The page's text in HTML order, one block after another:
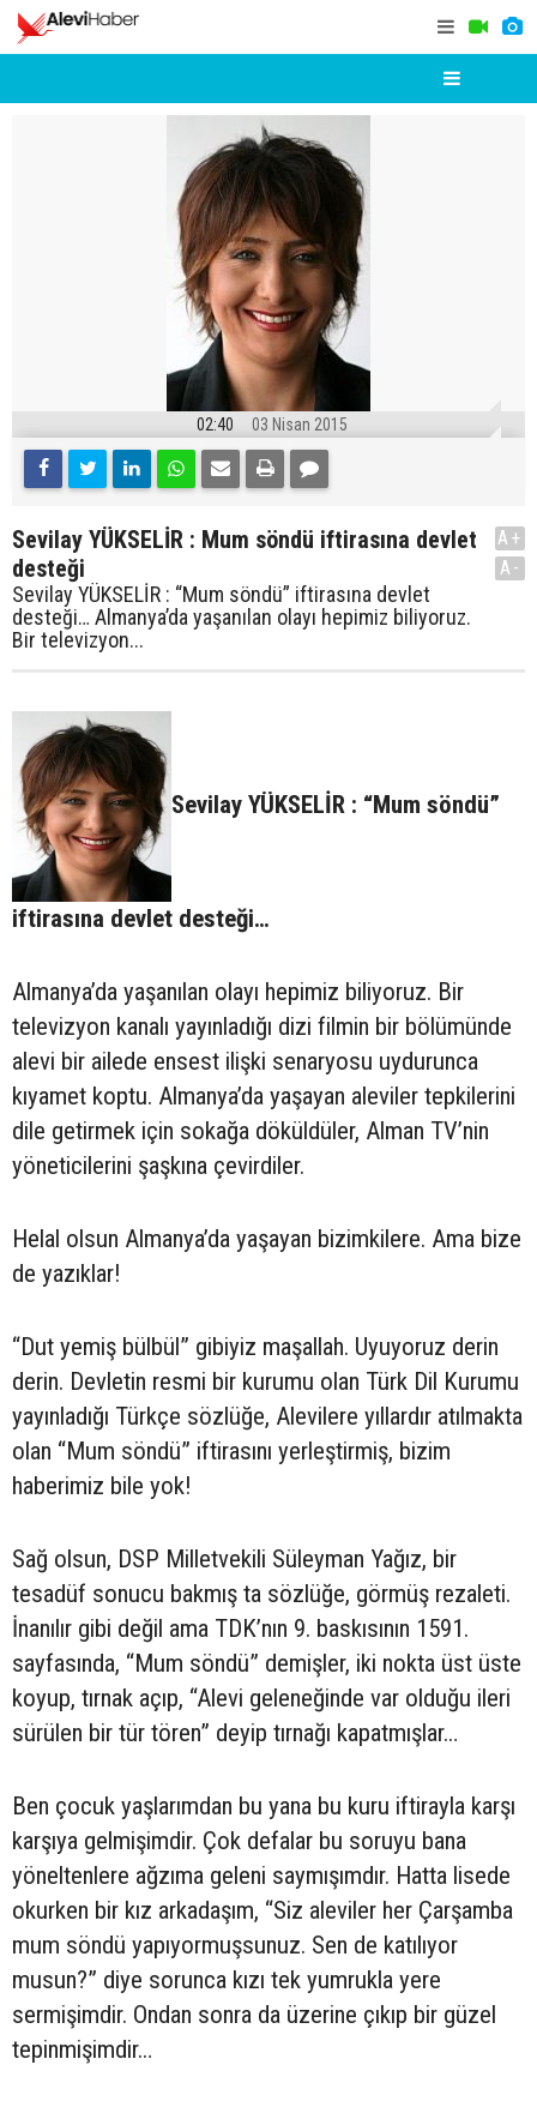
02:40 03 Nisan 2015
Sevilay YÜKSELİR : Mum söndü iftirasına devlet
desteği
Sevilay YÜKSELİR : “Mum söndü” iftirasına devlet
desteği… Almanya’da yaşanılan olayı hepimiz biliyoruz.
Bir televizyon...
A+
A-
Sevilay YÜKSELİR : “Mum söndü”
iftirasına devlet desteği…
Almanya’da yaşanılan olayı hepimiz biliyoruz. Bir
televizyon kanalı yayınladığı dizi filmin bir bölümünde
alevi bir ailede ensest ilişki senaryosu uydurunca
kıyamet koptu. Almanya’da yaşayan aleviler tepkilerini
dile getirmek için sokağa döküldüler, Alman TV’nin
yöneticilerini şaşkına çevirdiler.
Helal olsun Almanya’da yaşayan bizimkilere. Ama bize
de yazıklar!
“Dut yemiş bülbül” gibiyiz maşallah. Uyuyoruz derin
derin. Devletin resmi bir kurumu olan Türk Dil Kurumu
yayınladığı Türkçe sözlüğe, Alevilere yıllardır atılmakta
olan “Mum söndü” iftirasını yerleştirmiş, bizim
haberimiz bile yok!
Sağ olsun, DSP Milletvekili Süleyman Yağız, bir
tesadüf sonucu bakmış ta sözlüğe, görmüş rezaleti.
İnanılır gibi değil ama TDK’nın 9. baskısının 1591.
sayfasında, “Mum söndü” demişler, iki nokta üst üste
koyup, tırnak açıp, “Alevi geleneğinde var olduğu ileri
sürülen bir tür tören” deyip tırnağı kapatmışlar…
Ben çocuk yaşlarımdan bu yana bu kuru iftirayla karşı
karşıya gelmişimdir. Çok defalar bu soruyu bana
yöneltenlere ağzıma geleni saymışımdır. Hatta lisede
okurken bir kız arkadaşım, “Siz aleviler her Çarşamba
mum söndü yapıyormuşsunuz. Sen de katılıyor
musun?” diye sorunca kızı tek yumrukla yere
sermişimdir. Ondan sonra da üzerine çıkıp bir güzel
tepinmişimdir…